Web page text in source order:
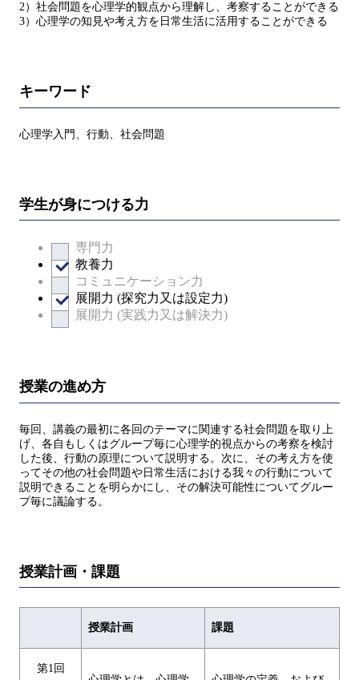
2）社会問題を心理学的観点から理解し、考察することができる
3）心理学の知見や考え方を日常生活に活用することができる
キーワード
心理学入門、行動、社会問題
学生が身につける力
専門力
教養力
コミュニケーション力
展開力 (探究力又は設定力)
展開力 (実践力又は解決力)
授業の進め方
毎回、講義の最初に各回のテーマに関連する社会問題を取り上
げ、各自もしくはグループ毎に心理学的視点からの考察を検討
した後、行動の原理について説明する。次に、その考え方を使
ってその他の社会問題や日常生活における我々の行動について
説明できることを明らかにし、その解決可能性についてグルー
プ毎に議論する。
授業計画・課題
授業計画 課題
第1回